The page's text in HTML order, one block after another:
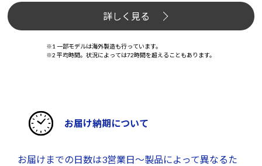
詳しく見る
※1 一部モデルは海外製造も行っています。
※2 平均時間。状況によっては72時間を超えることもあります。
お届け納期について
お届けまでの日数は3営業日～製品によって異なるた